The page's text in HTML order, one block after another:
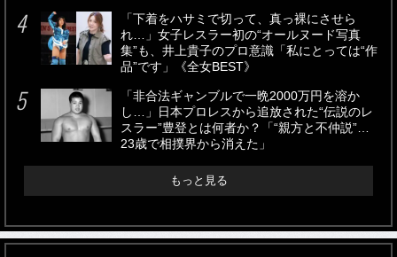
「下着をハサミで切って、真っ裸にさせら
れ…」女子レスラー初の“オールヌード写真
集”も、井上貴子のプロ意識「私にとっては“作
品”です」《全女BEST》
「非合法ギャンブルで一晩2000万円を溶か
し…」日本プロレスから追放された“伝説のレ
スラー”豊登とは何者か？「“親方と不仲説”…
23歳で相撲界から消えた」
もっと見る